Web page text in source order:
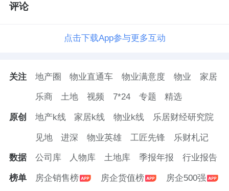
评论
点击下载App参与更多互动
关注 地产圈 物业直通车 物业满意度 物业 家居
乐商 土地 视频 7*24 专题 精选
原创 地产k线 家居k线 物业k线 乐居财经研究院
见地 进深 物业英雄 工匠先锋 乐财札记
数据 公司库 人物库 土地库 季报年报 行业报告
榜单 房企销售榜 房企货值榜 房企500强